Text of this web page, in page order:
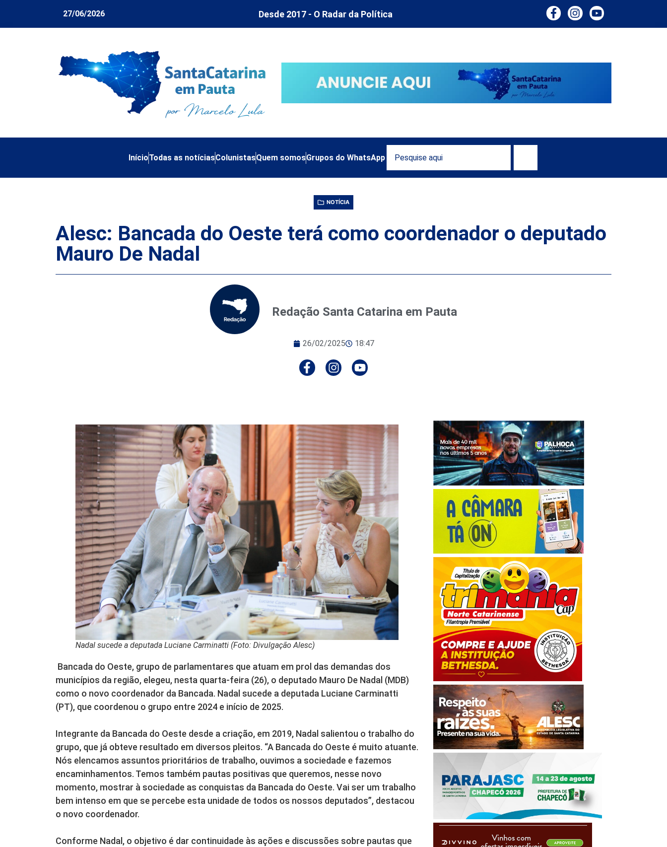
27/06/2026 Desde 2017 - O Radar da Política
InícioTodas as notíciasColunistasQuem somosGrupos do WhatsApp
NOTÍCIA
Alesc: Bancada do Oeste terá como coordenador o deputado
Mauro De Nadal
Redação Santa Catarina em Pauta
26/02/2025 18:47
Nadal sucede a deputada Luciane Carminatti (Foto: Divulgação Alesc)
Bancada do Oeste, grupo de parlamentares que atuam em prol das demandas dos
municípios da região, elegeu, nesta quarta-feira (26), o deputado Mauro De Nadal (MDB)
como o novo coordenador da Bancada. Nadal sucede a deputada Luciane Carminatti
(PT), que coordenou o grupo entre 2024 e início de 2025.
Integrante da Bancada do Oeste desde a criação, em 2019, Nadal salientou o trabalho do
grupo, que já obteve resultado em diversos pleitos. “A Bancada do Oeste é muito atuante.
Nós elencamos assuntos prioritários de trabalho, ouvimos a sociedade e fazemos
encaminhamentos. Temos também pautas positivas que queremos, nesse novo
momento, mostrar à sociedade as conquistas da Bancada do Oeste. Vai ser um trabalho
bem intenso em que se percebe esta unidade de todos os nossos deputados”, destacou
o novo coordenador.
Conforme Nadal, o objetivo é dar continuidade às ações e discussões sobre pautas que